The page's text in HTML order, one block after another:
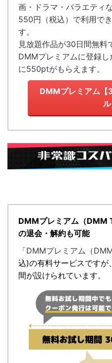
画・ドラマ・バラエティ
550円（税込）で利用で
す。
見放題作品が30日間無料
DMMプレミアムに登録
に550ptがもらえます。
DMMプレミアム【
ル
DMMプレミアム（DMM
の退会・解約も可能
「DMMプレミアム（
込)の有料サービスですが、
間が設けられています。